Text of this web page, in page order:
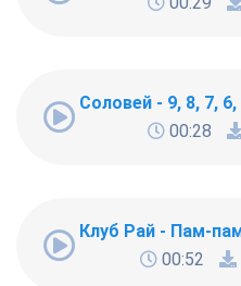
Соловей - 9, 8, 7,
00:28
Клуб Рай - Пам-
00:52